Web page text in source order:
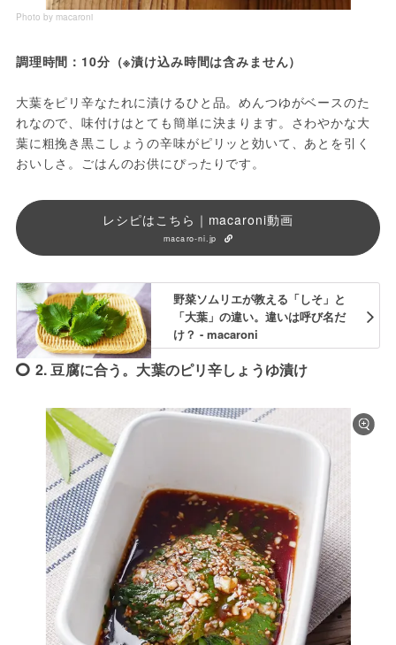
Photo by macaroni
調理時間：10分（※漬け込み時間は含みません）
大葉をピリ辛なたれに漬けるひと品。めんつゆがベースのた
れなので、味付けはとても簡単に決まります。さわやかな大
葉に粗挽き黒こしょうの辛味がピリッと効いて、あとを引く
おいしさ。ごはんのお供にぴったりです。
レシピはこちら｜macaroni動画
macaro-ni.jp
野菜ソムリエが教える「しそ」と
「大葉」の違い。違いは呼び名だ
け？ - macaroni
2. 豆腐に合う。大葉のピリ辛しょうゆ漬け